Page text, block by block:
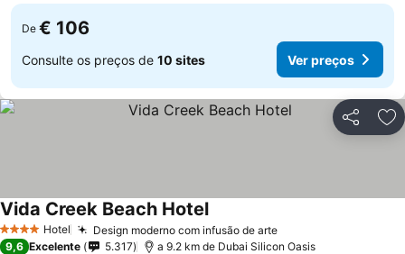
De € 106
Consulte os preços de 10 sites Ver preços
Partilhar
4 EstrelasHotel Design moderno com infusão de arteVer preços
Vida Creek Beach HotelVer preços
9,6 Excelente 5.317 a 9.2 km de Dubai Silicon Oasis